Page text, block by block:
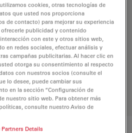
la solución ideal. Explore
Buscador de Objetivos,
alternativas y encuentre la
que mejor se adapte a sus
cookies, otras tecnologías de
que usted nos proporciona
de contacto) para mejorar su experiencia
publicidad y contenido
con este y otros sitios web,
en redes sociales, efectuar análisis y
campañas publicitarias. Al hacer clic en
otorga su consentimiento al respecto
con nuestros socios (consulte el
lo desee, puede cambiar sus
en la sección “Configuración de
nuestro sitio web. Para obtener más
consulte nuestro Aviso de
Details